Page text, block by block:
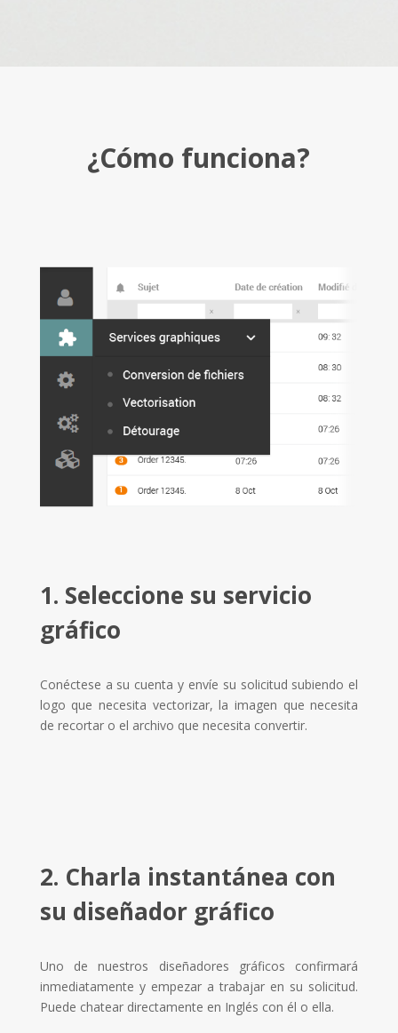
¿Cómo funciona?
1. Seleccione su servicio
gráfico
Conéctese a su cuenta y envíe su solicitud subiendo el
logo que necesita vectorizar, la imagen que necesita
de recortar o el archivo que necesita convertir.
2. Charla instantánea con
su diseñador gráfico
Uno de nuestros diseñadores gráficos confirmará
inmediatamente y empezar a trabajar en su solicitud.
Puede chatear directamente en Inglés con él o ella.